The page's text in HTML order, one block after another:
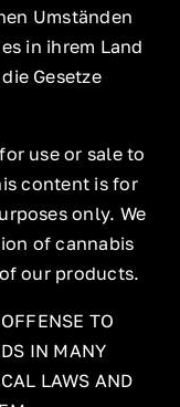
Umständen
in ihrem Land
Gesetze
use or sale to
content is for
only. We
of cannabis
our products.
TO
IN MANY
LAWS AND